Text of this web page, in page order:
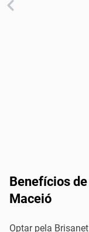
Benefícios
Maceió
Optar pela